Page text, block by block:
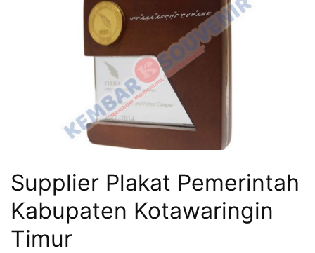
Supplier Plakat Pemerintah
Kabupaten Kotawaringin
Timur